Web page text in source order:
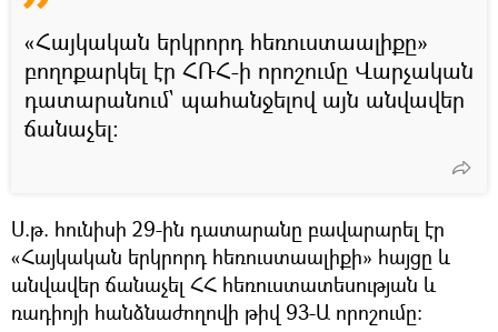
«Հայկական երկրորդ հեռուստաալիքը»
բողոքարկել էր ՀՌՀ-ի որոշումը Վարչական
դատարանում` պահանջելով այն անվավեր
ճանաչել։
Ս.թ. հունիսի 29-ին դատարանը բավարարել էր
«Հայկական երկրորդ հեռուստաալիքի» հայցը և
անվավեր ճանաչել ՀՀ հեռուստատեսության և
ռադիոյի հանձնաժողովի թիվ 93-Ա որոշումը: